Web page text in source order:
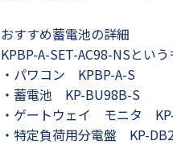
おすすめ蓄電池の詳細
KPBP-A-SET-AC98-NSとい
・パワコン KPBP-A-S
・蓄電池 KP-BU98B-S
・ゲートウェイ モニタ
・特定負荷用分電盤 KP-